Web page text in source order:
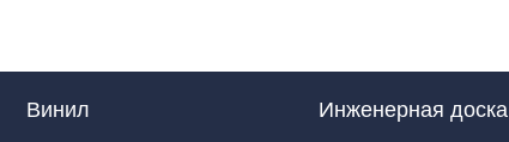
Винил
Инженерная доска